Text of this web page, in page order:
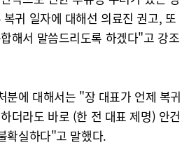
귀 일자에 대해선 의료진 권고, 또
해서 말씀드리도록 하겠다"고 강조
분에 대해서는 "장 대표가 언제 복귀
더라도 바로 (한 전 대표 제명) 안건
확실하다"고 말했다.